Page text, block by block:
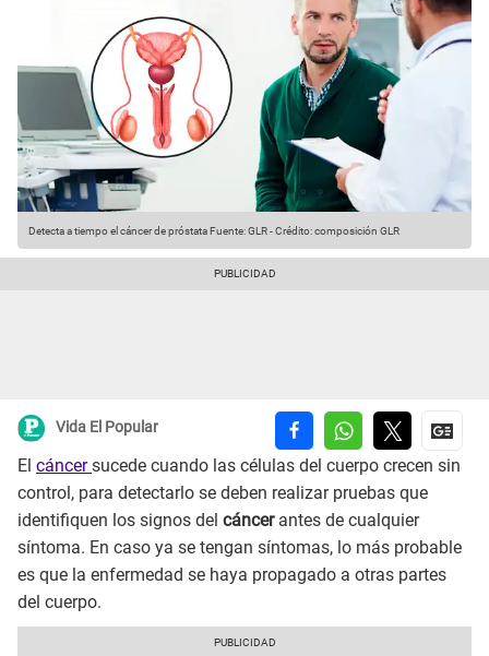
Detecta a tiempo el cáncer de próstataFuente: GLR-Crédito: composición GLR
Vida El Popular
El cáncersucede cuando las células del cuerpo crecen sin
control, para detectarlo se deben realizar pruebas que
identifiquen los signos del cáncer antes de cualquier
síntoma. En caso ya se tengan síntomas, lo más probable
es que la enfermedad se haya propagado a otras partes
del cuerpo.